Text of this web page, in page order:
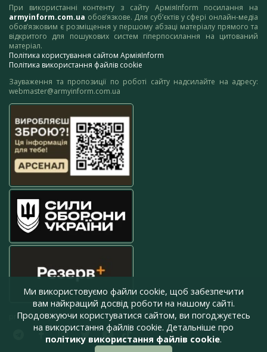
При використанні контенту з сайту АрміяInform посилання на
armyinform.com.ua обов’язкове. Для суб’єктів у сфері онлайн-медіа
обов’язковим є розміщення у першому абзаці матеріалу прямого та
відкритого для пошукових систем гіперпосилання на цитований
матеріал.
Політика користування сайтом АрміяInform
Політика використання файлів cookie
Зауваження та пропозиції по роботі сайту надсилайте на адресу:
webmaster@armyinform.com.ua
press@armyinform.com.ua
Ми використовуємо файли cookie, щоб забезпечити
вам найкращий досвід роботи на нашому сайті.
Продовжуючи користуватися сайтом, ви погоджуєтесь
на використання файлів cookie. Детальніше про
політику використання файлів cookie.